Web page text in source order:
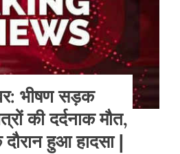
भीषण सड़क
की दर्दनाक मौत,
हुआ हादसा |